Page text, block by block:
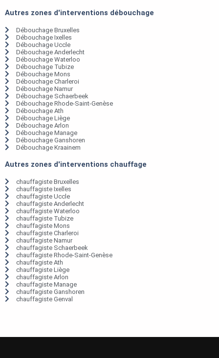
Autres zones d'interventions débouchage
Débouchage Bruxelles
Débouchage Ixelles
Débouchage Uccle
Débouchage Anderlecht
Débouchage Waterloo
Débouchage Tubize
Débouchage Mons
Débouchage Charleroi
Débouchage Namur
Débouchage Schaerbeek
Débouchage Rhode-Saint-Genèse
Débouchage Ath
Débouchage Liège
Débouchage Arlon
Débouchage Manage
Débouchage Ganshoren
Débouchage Kraainem
Autres zones d'interventions chauffage
chauffagiste Bruxelles
chauffagiste Ixelles
chauffagiste Uccle
chauffagiste Anderlecht
chauffagiste Waterloo
chauffagiste Tubize
chauffagiste Mons
chauffagiste Charleroi
chauffagiste Namur
chauffagiste Schaerbeek
chauffagiste Rhode-Saint-Genèse
chauffagiste Ath
chauffagiste Liège
chauffagiste Arlon
chauffagiste Manage
chauffagiste Ganshoren
chauffagiste Genval